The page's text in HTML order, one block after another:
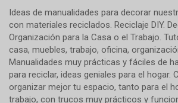
Ideas de manualidades para decorar
con materiales reciclados. Reciclaje DIY.
Organización para la Casa o el Trabajo.
casa, muebles, trabajo, oficina,
Manualidades muy prácticas y fáciles de
para reciclar, ideas geniales para el hogar.
organizar mejor tu espacio, tanto para el
trabajo, con trucos muy prácticos y